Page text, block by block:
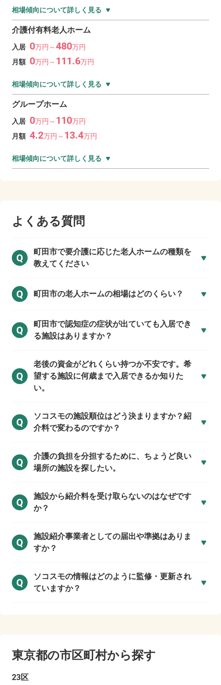
相場傾向について詳しく見る
介護付有料老人ホーム
入居 0万円～480万円
月額 0万円～ 111.6万円
相場傾向について詳しく見る
グループホーム
入居 0万円～ 110万円
月額 4.2万円～ 13.4万円
相場傾向について詳しく見る
よくある質問
Q
町田市で要介護に応じた老人ホームの種類を
教えてください
Q 町田市の老人ホームの相場はどのくらい？
Q
町田市で認知症の症状が出ていても入居でき
る施設はありますか？
Q
老後の資金がどれくらい持つか不安です。希
望する施設に何歳まで入居できるか知りた
い。
Q
ソコスモの施設順位はどう決まりますか？紹
介料で変わるのですか？
Q
介護の負担を分担するために、ちょうど良い
場所の施設を探したい。
Q
施設から紹介料を受け取らないのはなぜです
か？
Q
施設紹介事業者としての届出や準拠はありま
すか？
Q
ソコスモの情報はどのように監修・更新され
ていますか？
東京都の市区町村から探す
23区